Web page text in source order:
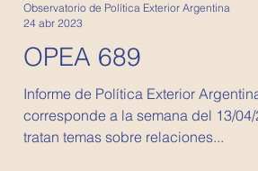
OPEA 689
Informe de Política Exterior
corresponde a la semana del 13/
tratan temas sobre relaciones...
Observatorio de Política Exterior Argentina
24 abr 2023